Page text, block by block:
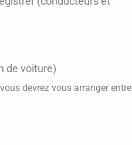
de voiture)
devrez vous arranger entre